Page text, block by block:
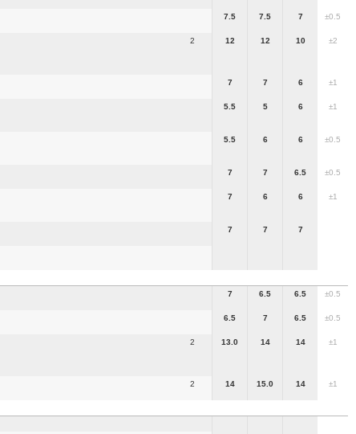
7.5 7.5 7 ±0.5
2 12 12 10 ±2
7 7 6 ±1
5.5 5 6 ±1
5.5 6 6 ±0.5
7 7 6.5 ±0.5
7 6 6 ±1
7 7 7
7 6.5 6.5 ±0.5
6.5 7 6.5 ±0.5
2 13.0 14 14 ±1
2 14 15.0 14 ±1